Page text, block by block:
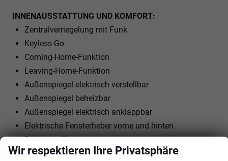
INNENAUSSTATTUNG UND KOMFORT:
Zentralverriegelung mit Funk
Keyless-Go
Coming-Home-Funktion
Leaving-Home-Funktion
Außenspiegel elektrisch verstellbar
Außenspiegel beheizbar
Außenspiegel elektrisch anklappbar
Elektrische Fensterheber vorne und hinten
Polsterstoff
Vordersitze höhenverstellbar
Wir respektieren Ihre Privatsphäre